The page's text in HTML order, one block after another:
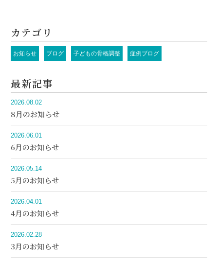
カテゴリ
お知らせ ブログ 子どもの骨格調整 症例ブログ
最新記事
2026.08.02
8月のお知らせ
2026.06.01
6月のお知らせ
2026.05.14
5月のお知らせ
2026.04.01
4月のお知らせ
2026.02.28
3月のお知らせ